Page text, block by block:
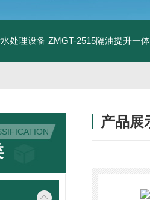
处理设备 ZMGT-2515隔油提升一
产品展